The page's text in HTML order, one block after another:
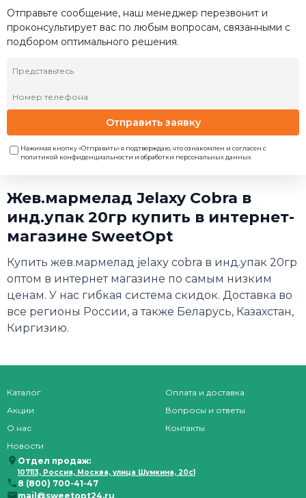
Отправьте сообщение, наш менеджер перезвонит и
проконсультирует вас по любым вопросам, связанными с
подбором оптимального решения.
Отправить заявку
Нажимая кнопку «Отправить» я подтверждаю, что ознакомлен и согласен с
политикой конфиденциальности и обработки персональных данных
Жев.мармелад Jelaxy Cobra в
инд.упак 20гр купить в интернет-
магазине SweetOpt
Купить жев.мармелад jelaxy cobra в инд.упак 20гр
оптом в интернет магазине по самым низким
ценам. У нас гибкая система скидок. Доставка во
все регионы России, а также Беларусь, Казахстан,
Киргизию.
Каталог
Акции
О нас
Новости
Оплата и доставка
Вопросы и ответы
Контакты
Отдел продаж:
107113, Россия, Москва, улица Шумкина, 20с1
8 (800) 700-41-47
mail@sweetopt24.ru